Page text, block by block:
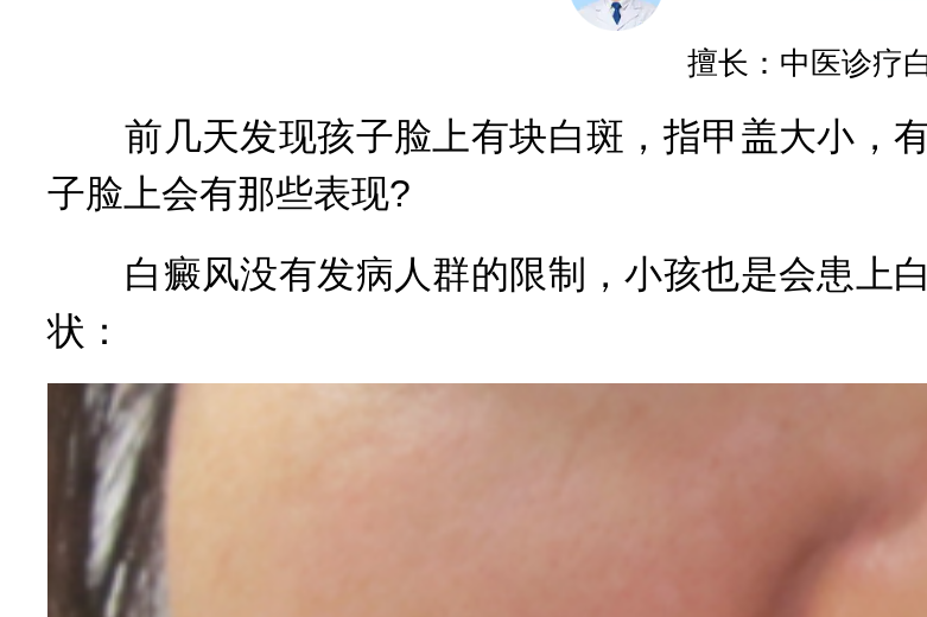
擅长：青少年及成年女性早期
前几天发现孩子脸上有块白斑，指甲盖大小，
子脸上会有那些表现?
白癜风没有发病人群的限制，小孩也是会患上
状：